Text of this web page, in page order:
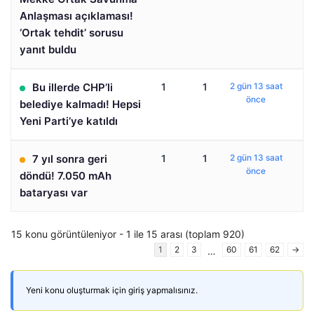
Anlaşması açıklaması!
‘Ortak tehdit’ sorusu
yanıt buldu
Bu illerde CHP’li
belediye kalmadı! Hepsi
Yeni Parti’ye katıldı
1 1
2 gün 13 saat
önce
7 yıl sonra geri
döndü! 7.050 mAh
bataryası var
1 1
2 gün 13 saat
önce
15 konu görüntüleniyor - 1 ile 15 arası (toplam 920)
1 2 3 … 60 61 62 →
Yeni konu oluşturmak için giriş yapmalısınız.